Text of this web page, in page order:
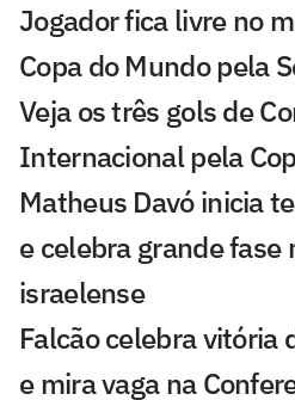
Jogador fica livre no
Copa do Mundo pela
Veja os três gols de
Internacional pela
Matheus Davó inicia
e celebra grande fase
israelense
Falcão celebra vitória
e mira vaga na